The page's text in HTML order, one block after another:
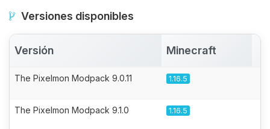
Versiones disponibles
Versión Minecraft
The Pixelmon Modpack 9.0.11 1.16.5
The Pixelmon Modpack 9.1.0 1.16.5